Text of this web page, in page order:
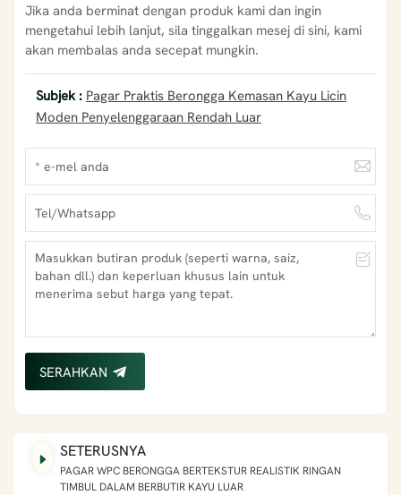
Jika anda berminat dengan produk kami dan ingin
mengetahui lebih lanjut, sila tinggalkan mesej di sini, kami
akan membalas anda secepat mungkin.
Subjek : Pagar Praktis Berongga Kemasan Kayu Licin
Moden Penyelenggaraan Rendah Luar
SERAHKAN
SETERUSNYA
PAGAR WPC BERONGGA BERTEKSTUR REALISTIK RINGAN
TIMBUL DALAM BERBUTIR KAYU LUAR